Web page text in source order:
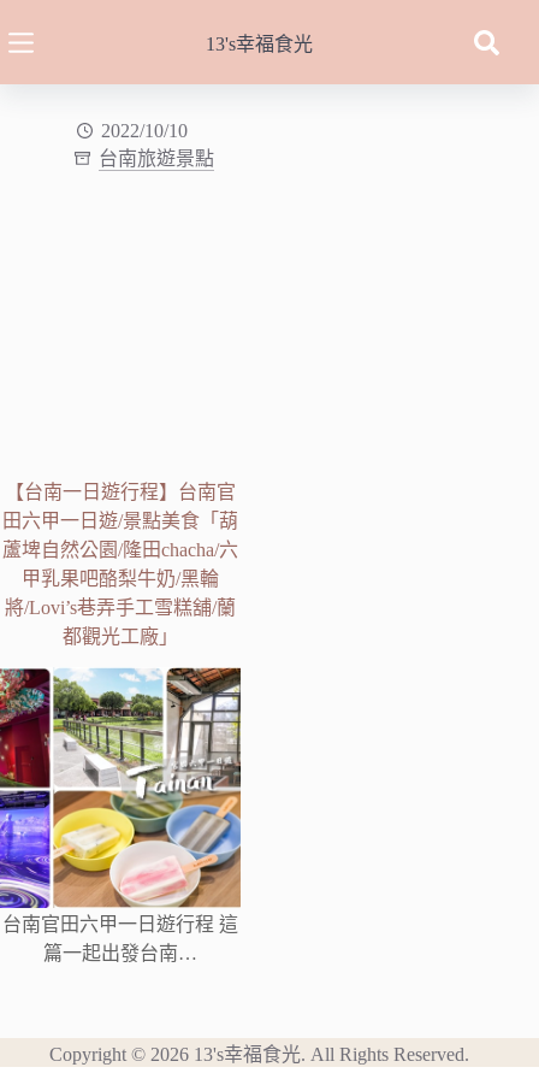
至
13's幸福食光
2022/10/10
台南旅遊景點
【台南一日遊行程】台南官
田六甲一日遊/景點美食「葫
蘆埤自然公園/隆田chacha/六
甲乳果吧酪梨牛奶/黑輪
將/Lovi’s巷弄手工雪糕舖/蘭
都觀光工廠」
台南官田六甲一日遊行程 這
篇一起出發台南…
Copyright © 2026 13's幸福食光. All Rights Reserved.